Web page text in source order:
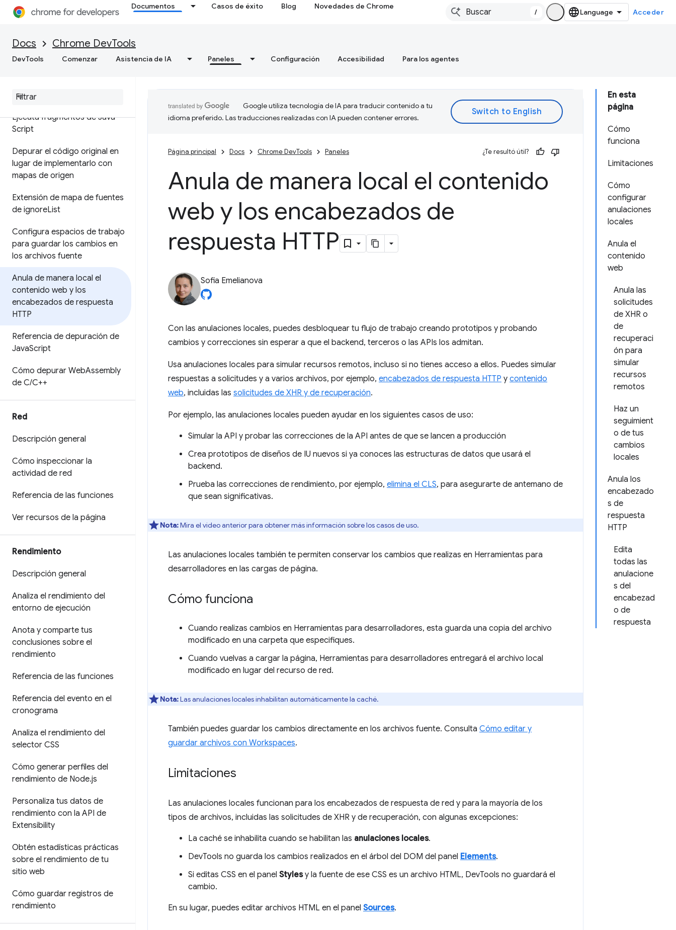
Documentos Casos de éxito Blog Novedades de Chrome
/ Acceder
Docs Chrome DevTools
DevTools Comenzar Asistencia de IA Paneles Configuración Accesibilidad Para los agentes
Fuentes
Descripción general
Cómo depurar JavaScript
de interrupción
Ejecuta fragmentos de Java
Script
Depurar el código original en
lugar de implementarlo con
mapas de origen
Extensión de mapa de fuentes
de ignoreList
Configura espacios de trabajo
para guardar los cambios en
los archivos fuente
Anula de manera local el
contenido web y los
encabezados de respuesta
HTTP
Referencia de depuración de
JavaScript
Cómo depurar WebAssembly
de C/C++
Red
Descripción general
Cómo inspeccionar la
actividad de red
Referencia de las funciones
Ver recursos de la página
Rendimiento
Descripción general
Analiza el rendimiento del
entorno de ejecución
Anota y comparte tus
conclusiones sobre el
rendimiento
Referencia de las funciones
Referencia del evento en el
cronograma
Analiza el rendimiento del
selector CSS
Cómo generar perfiles del
rendimiento de Node.js
Personaliza tus datos de
rendimiento con la API de
Extensibility
Obtén estadísticas prácticas
sobre el rendimiento de tu
sitio web
Cómo guardar registros de
rendimiento
En esta
página
Cómo
funciona
Limitaciones
Cómo
configurar
anulaciones
locales
Anula el
contenido
web
Anula las
solicitudes
de XHR o
de
recuperaci
ón para
simular
recursos
remotos
Haz un
seguimient
o de tus
cambios
locales
Anula los
encabezado
s de
respuesta
HTTP
Edita
todas las
anulacione
s del
encabezad
o de
respuesta
Google utiliza tecnología de IA para traducir contenido a tu
idioma preferido. Las traducciones realizadas con IA pueden contener errores.
Página principal Docs Chrome DevTools Paneles ¿Te resultó útil?
Anula de manera local el contenido
web y los encabezados de
respuesta HTTP
Sofia Emelianova
Con las anulaciones locales, puedes desbloquear tu flujo de trabajo creando prototipos y probando
cambios y correcciones sin esperar a que el backend, terceros o las APIs los admitan.
Usa anulaciones locales para simular recursos remotos, incluso si no tienes acceso a ellos. Puedes simular
respuestas a solicitudes y a varios archivos, por ejemplo, encabezados de respuesta HTTP y contenido
web, incluidas las solicitudes de XHR y de recuperación.
Por ejemplo, las anulaciones locales pueden ayudar en los siguientes casos de uso:
Simular la API y probar las correcciones de la API antes de que se lancen a producción
Crea prototipos de diseños de IU nuevos si ya conoces las estructuras de datos que usará el
backend.
Prueba las correcciones de rendimiento, por ejemplo, elimina el CLS, para asegurarte de antemano de
que sean significativas.
Nota:Mira el video anterior para obtener más información sobre los casos de uso.
Las anulaciones locales también te permiten conservar los cambios que realizas en Herramientas para
desarrolladores en las cargas de página.
Cómo funciona
Cuando realizas cambios en Herramientas para desarrolladores, esta guarda una copia del archivo
modificado en una carpeta que especifiques.
Cuando vuelvas a cargar la página, Herramientas para desarrolladores entregará el archivo local
modificado en lugar del recurso de red.
Nota:Las anulaciones locales inhabilitan automáticamente la caché.
También puedes guardar los cambios directamente en los archivos fuente. Consulta Cómo editar y
guardar archivos con Workspaces.
Limitaciones
Las anulaciones locales funcionan para los encabezados de respuesta de red y para la mayoría de los
tipos de archivos, incluidas las solicitudes de XHR y de recuperación, con algunas excepciones:
La caché se inhabilita cuando se habilitan las anulaciones locales.
DevTools no guarda los cambios realizados en el árbol del DOM del panel Elements.
Si editas CSS en el panel Stylesy la fuente de ese CSS es un archivo HTML, DevTools no guardará el
cambio.
En su lugar, puedes editar archivos HTML en el panel Sources.